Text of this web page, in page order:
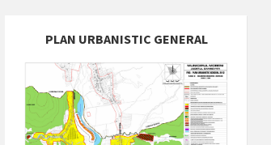
PLAN URBANISTIC GENERAL